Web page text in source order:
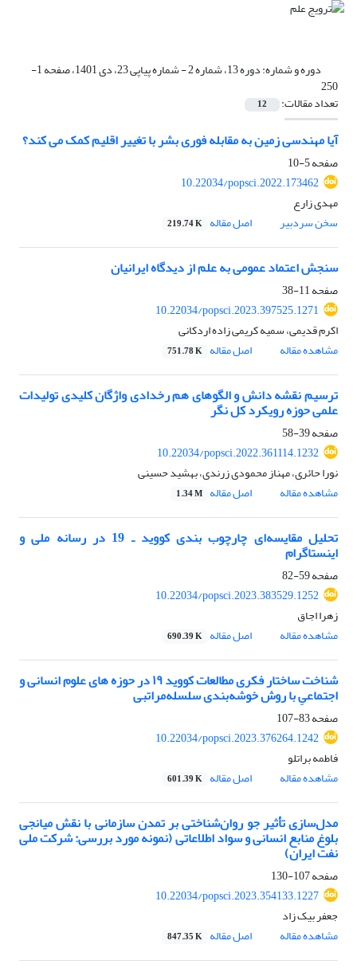
دوره و شماره: دوره 13، شماره 2 - شماره پیاپی 23، دی 1401، صفحه 1-
250
تعداد مقالات: 12
آیا مهندسی زمین به مقابله فوری بشر با تغییر اقلیم کمک می کند؟
صفحه5-10
10.22034/popsci.2022.173462
مهدی زارع
سخن سردبیر
اصل مقاله 219.74 K
سنجش اعتماد عمومی به علم از دیدگاه ایرانیان
صفحه11-38
10.22034/popsci.2023.397525.1271
اکرم قدیمی، سمیه کریمی زاده اردکانی
مشاهده مقاله
اصل مقاله 751.78 K
ترسیم نقشه دانش و الگوهای هم رخدادی واژگان کلیدی تولیدات
علمی حوزه رویکرد کل نگر
صفحه39-58
10.22034/popsci.2022.361114.1232
نورا حائری، مهناز محمودی زرندی، بهشید حسینی
مشاهده مقاله
اصل مقاله 1.34 M
تحلیل مقایسه‌ای چارچوب بندی کووید ـ 19 در رسانه ملی و
اینستاگرام
صفحه59-82
10.22034/popsci.2023.383529.1252
زهرا اجاق
مشاهده مقاله
اصل مقاله 690.39 K
شناخت ساختار فکری مطالعات کووید ۱۹ در حوزه های علوم انسانی و
اجتماعیِ با روش خوشه‌بندی سلسله‌مراتبی
صفحه83-107
10.22034/popsci.2023.376264.1242
فاطمه براتلو
مشاهده مقاله
اصل مقاله 601.39 K
مدل‌سازی تأثیر جو روان‌شناختی بر تمدن سازمانی با نقش میانجی
بلوغ منابع انسانی و سواد اطلاعاتی (نمونه مورد بررسی: شرکت ملی
نفت ایران)
صفحه107-130
10.22034/popsci.2023.354133.1227
جعفر بیک زاد
مشاهده مقاله
اصل مقاله 847.35 K